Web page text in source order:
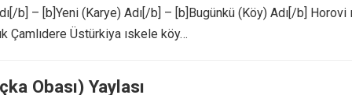
b] – [b]Yeni (Karye) Adı[/b] – [b]Bugünkü (Köy) Adı[/b] Horovi
Çamlıdere Üstürkiya ıskele köy…
Obası) Yaylası